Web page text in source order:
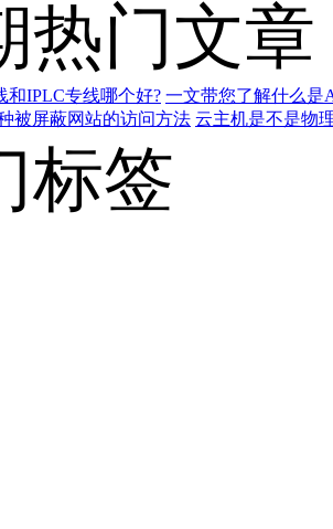
热门文章
和IPLC专线哪个好? 一文带您了解什么是
被屏蔽网站的访问方法 云主机是不是物
标签